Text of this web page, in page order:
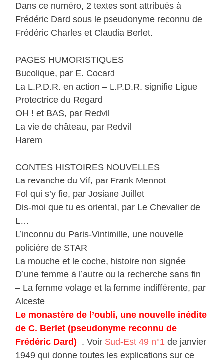
Dans ce numéro, 2 textes sont attribués à
Frédéric Dard sous le pseudonyme reconnu de
Frédéric Charles et Claudia Berlet.
PAGES HUMORISTIQUES
Bucolique, par E. Cocard
La L.P.D.R. en action – L.P.D.R. signifie Ligue
Protectrice du Regard
OH ! et BAS, par Redvil
La vie de château, par Redvil
Harem
CONTES HISTOIRES NOUVELLES
La revanche du Vif, par Frank Mennot
Fol qui s’y fie, par Josiane Juillet
Dis-moi que tu es oriental, par Le Chevalier de
L…
L’inconnu du Paris-Vintimille, une nouvelle
policière de STAR
La mouche et le coche, histoire non signée
D’une femme à l’autre ou la recherche sans fin
– La femme volage et la femme indifférente, par
Alceste
Le monastère de l’oubli, une nouvelle inédite
de C. Berlet (pseudonyme reconnu de
Frédéric Dard) . Voir Sud-Est 49 n°1 de janvier
1949 qui donne toutes les explications sur ce